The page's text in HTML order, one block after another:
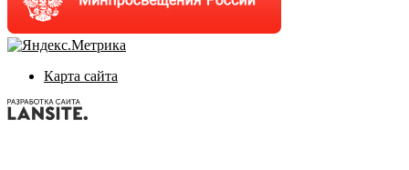
Карта сайта